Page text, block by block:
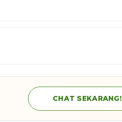
CHAT SEKARANG!